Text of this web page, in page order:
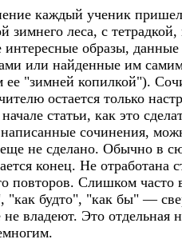
каждый ученик
зимнего леса, с тетрадкой,
интересные образы, данные
или найденные им
ее "зимней копилкой").
остается только
статьи, как это
сочинения,
не сделано. Обычно в
конец. Не отработана
повторов. Слишком часто
"как будто", "как бы" —
владеют. Это отдельная